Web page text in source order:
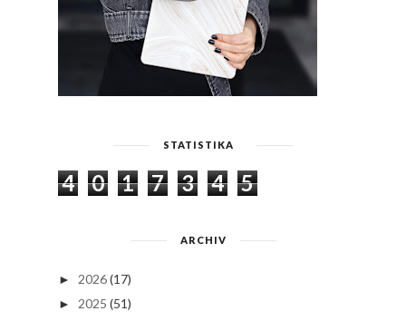
STATISTIKA
4 0 1 7 3 4 5
ARCHIV
► 2026(17)
► 2025 (51)